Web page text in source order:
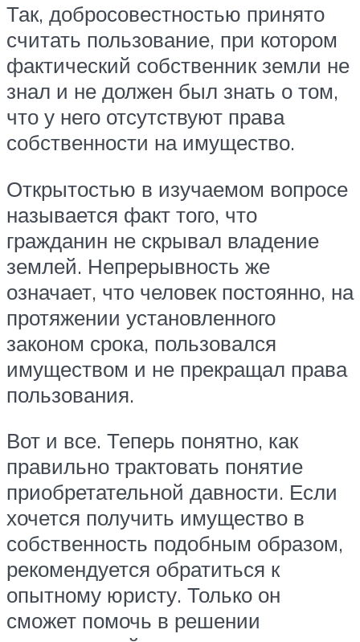
Так, добросовестностью принято
считать пользование, при котором
фактический собственник земли не
знал и не должен был знать о том,
что у него отсутствуют права
собственности на имущество.
Открытостью в изучаемом вопросе
называется факт того, что
гражданин не скрывал владение
землей. Непрерывность же
означает, что человек постоянно, на
протяжении установленного
законом срока, пользовался
имуществом и не прекращал права
пользования.
Вот и все. Теперь понятно, как
правильно трактовать понятие
приобретательной давности. Если
хочется получить имущество в
собственность подобным образом,
рекомендуется обратиться к
опытному юристу. Только он
сможет помочь в решении